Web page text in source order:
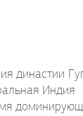
династии
Индия